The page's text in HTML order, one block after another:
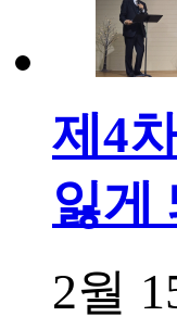
제4
잃게
2월